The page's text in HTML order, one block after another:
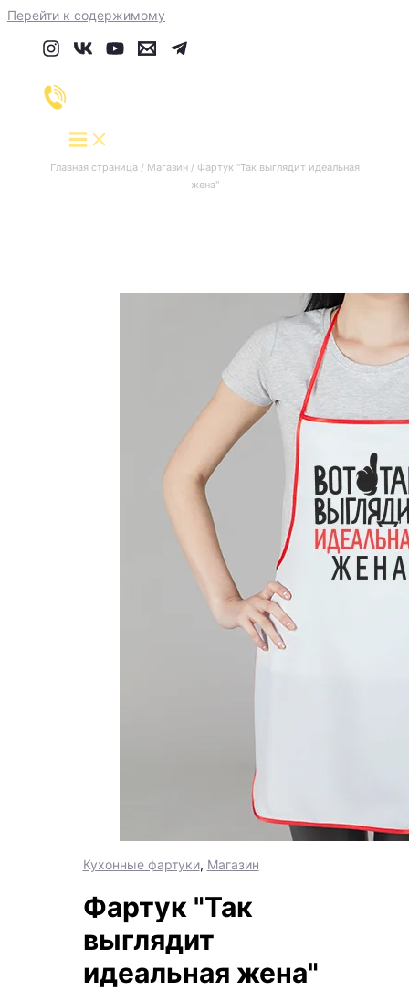
Перейти к содержимому
Главная страница/ Магазин/ Фартук "Так выглядит идеальная
жена"
Кухонные фартуки, Магазин
Фартук "Так
выглядит
идеальная жена"